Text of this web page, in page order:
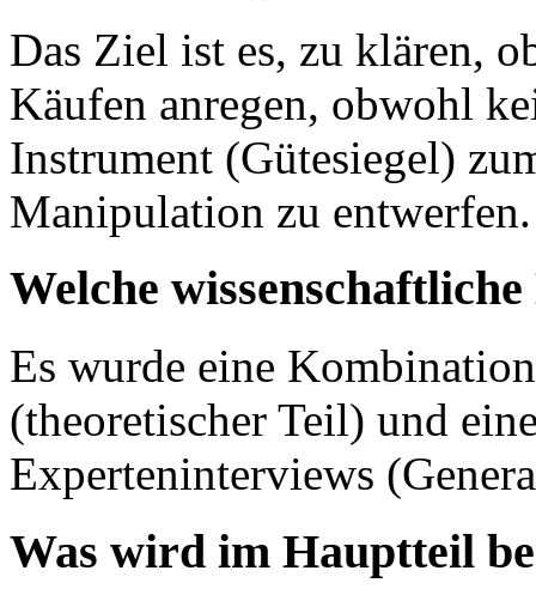
Das Ziel ist es, zu klären,
Käufen anregen, obwohl
Instrument (Gütesiegel)
Manipulation zu entwerfen.
Welche
Es wurde eine
(theoretischer Teil) und
Experteninterviews
Was wird im Hauptteil